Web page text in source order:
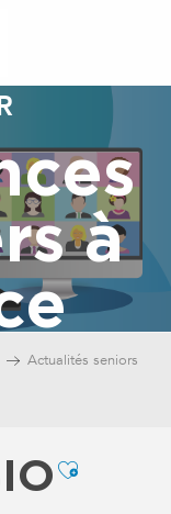
à
Actualités seniors
Ajouter